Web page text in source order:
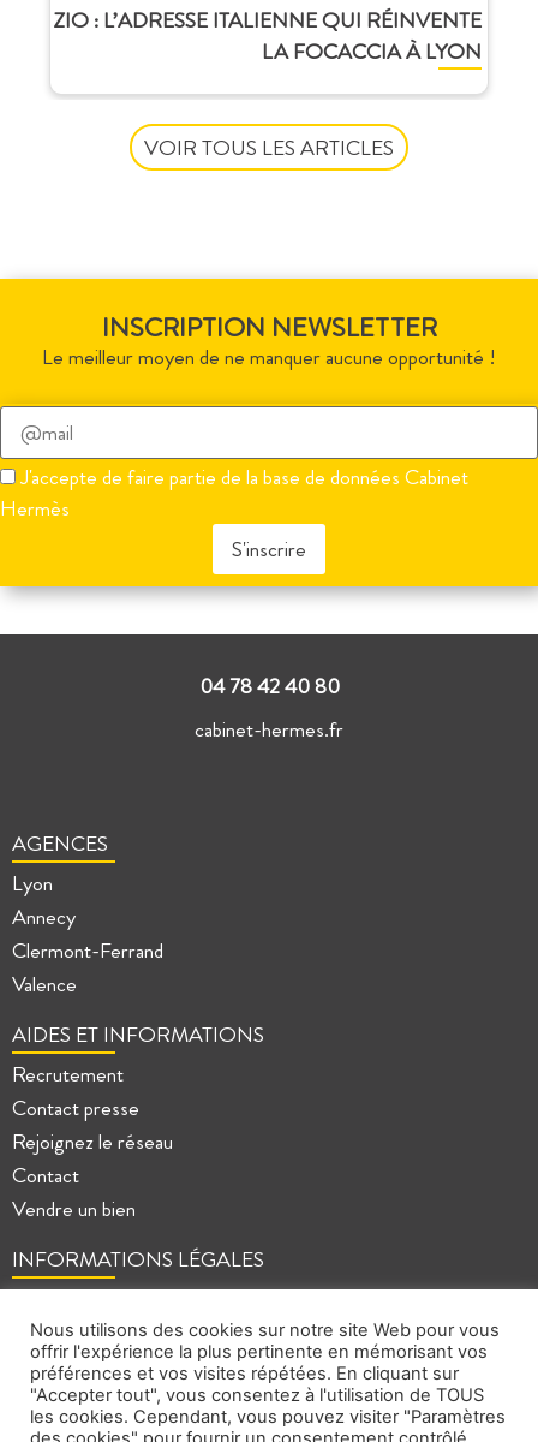
ZIO : L’ADRESSE ITALIENNE QUI RÉINVENTE
LA FOCACCIA À LYON
VOIR TOUS LES ARTICLES
INSCRIPTION NEWSLETTER
Le meilleur moyen de ne manquer aucune opportunité !
Veuillez
laisser
ce
champ
J'accepte de faire partie de la base de données Cabinet
Hermès
ce
04 78 42 40 80
cabinet-hermes.fr
AGENCES
Lyon
Annecy
Clermont-Ferrand
Valence
AIDES ET INFORMATIONS
Recrutement
Contact presse
Rejoignez le réseau
Contact
Vendre un bien
INFORMATIONS LÉGALES
Mentions légales
Politique de confidentialité
Plan du site
Nous utilisons des cookies sur notre site Web pour vous
offrir l'expérience la plus pertinente en mémorisant vos
préférences et vos visites répétées. En cliquant sur
"Accepter tout", vous consentez à l'utilisation de TOUS
les cookies. Cependant, vous pouvez visiter "Paramètres